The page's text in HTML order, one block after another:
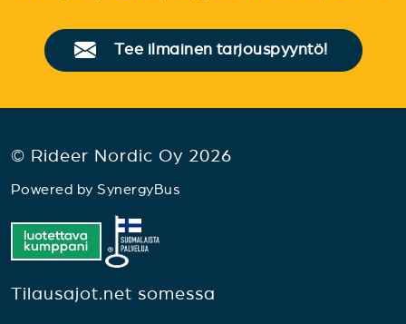
Tee ilmainen tarjouspyyntö!
© Rideer Nordic Oy 2026
Powered by SynergyBus
Tilausajot.net somessa